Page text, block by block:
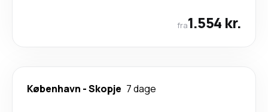
fra1.554 kr.
København -Skopje 7 dage